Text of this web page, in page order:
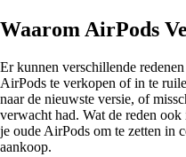
Waarom AirPods
Er kunnen verschillende
AirPods te verkopen of in te
naar de nieuwste versie, of
verwacht had. Wat de reden
je oude AirPods om te zetten in
aankoop.